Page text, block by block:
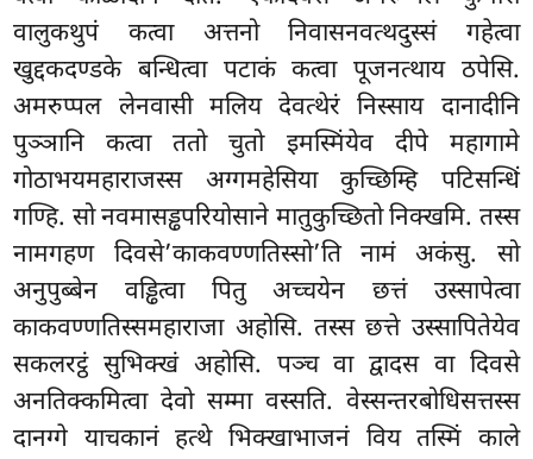
वालुकथुपं कत्वा अत्तनो निवासनवत्थदुस्सं गहेत्वा
खुद्दकदण्डके बन्धित्वा पटाकं कत्वा पूजनत्थाय ठपेसि.
अमरुप्पल लेनवासी मलिय देवत्थेरं निस्साय दानादीनि
पुञ्ञानि कत्वा ततो चुतो इमस्मिंयेव दीपे महागामे
गोठाभयमहाराजस्स अग्गमहेसिया कुच्छिम्हि पटिसन्धिं
गण्हि. सो नवमासड्ढपरियोसाने मातुकुच्छितो निक्खमि. तस्स
नामगहण दिवसे’काकवण्णतिस्सो’ति नामं अकंसु. सो
अनुपुब्बेन वड्ढित्वा पितु अच्चयेन छत्तं उस्सापेत्वा
काकवण्णतिस्समहाराजा अहोसि. तस्स छत्ते उस्सापितेयेव
सकलरट्ठं सुभिक्खं अहोसि. पञ्च वा द्वादस वा दिवसे
अनतिक्कमित्वा देवो सम्मा वस्सति. वेस्सन्तरबोधिसत्तस्स
दानग्गे याचकानं हत्थे भिक्खाभाजनं विय तस्मिं काले